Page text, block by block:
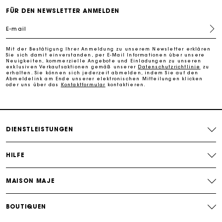
PayPal - Bezahlung nach 30 Tagen
Kostenlose Umtausch & Rücksendung
Die Maje-Geschenkkarte: Die beste Möglichkeit, das
perfekte Geschenk zu machen
FÜR DEN NEWSLETTER ANMELDEN
E-mail
Mit der Bestätigung Ihrer Anmeldung zu unserem Newsletter erklären
Sie sich damit einverstanden, per E-Mail Informationen über unsere
Neuigkeiten, kommerzielle Angebote und Einladungen zu unseren
exklusiven Verkaufsaktionen gemäß unserer Datenschutzrichtlinie
zu
erhalten. Sie können sich jederzeit abmelden, indem Sie auf den
Abmeldelink am Ende unserer elektronischen Mitteilungen klicken
oder uns über das
Kontaktformular kontaktieren.
DIENSTLEISTUNGEN
HILFE
MAISON MAJE
BOUTIQUEN